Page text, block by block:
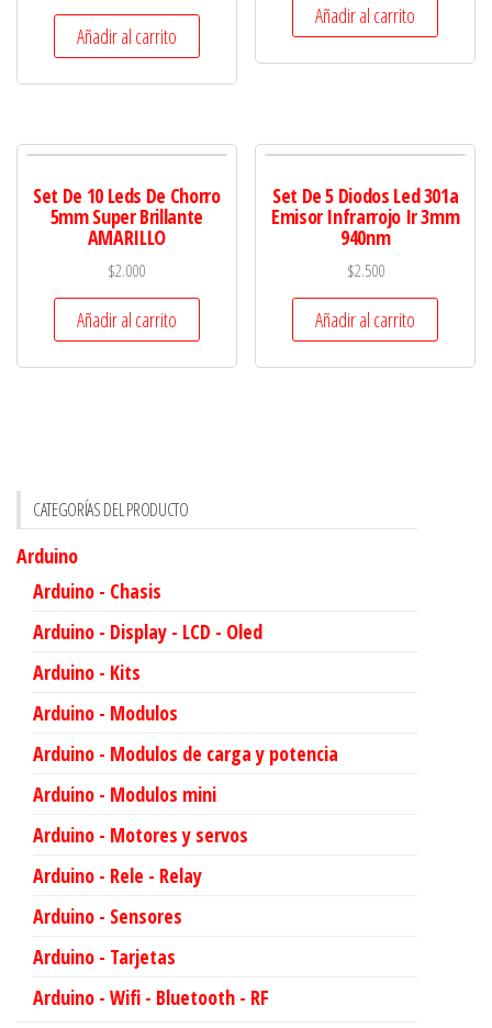
Añadir al carrito
Añadir al carrito
Set De 10 Leds De Chorro
5mm Super Brillante
AMARILLO
$2.000
Añadir al carrito
Set De 5 Diodos Led 301a
Emisor Infrarrojo Ir 3mm
940nm
$2.500
Añadir al carrito
CATEGORÍAS DEL PRODUCTO
Arduino
Arduino - Chasis
Arduino - Display - LCD - Oled
Arduino - Kits
Arduino - Modulos
Arduino - Modulos de carga y potencia
Arduino - Modulos mini
Arduino - Motores y servos
Arduino - Rele - Relay
Arduino - Sensores
Arduino - Tarjetas
Arduino - Wifi - Bluetooth - RF